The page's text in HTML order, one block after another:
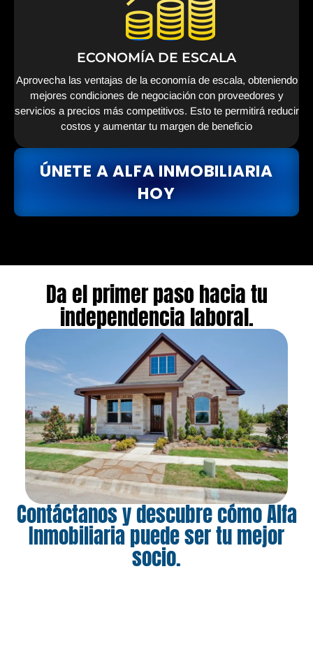
ECONOMÍA DE ESCALA
Aprovecha las ventajas de la economía de escala, obteniendo
mejores condiciones de negociación con proveedores y
servicios a precios más competitivos. Esto te permitirá reducir
costos y aumentar tu margen de beneficio
ÚNETE A ALFA INMOBILIARIA
HOY
Da el primer paso hacia tu
independencia laboral.
Contáctanos y descubre cómo Alfa
Inmobiliaria puede ser tu mejor
socio.